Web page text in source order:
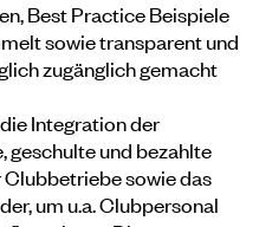
Best Practice Beispiele
sowie transparent und
zugänglich gemacht
Integration der
geschulte und bezahlte
sowie das
um u.a. Clubpersonal